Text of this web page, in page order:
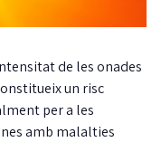
de les onades
un risc
per a les
amb malalties